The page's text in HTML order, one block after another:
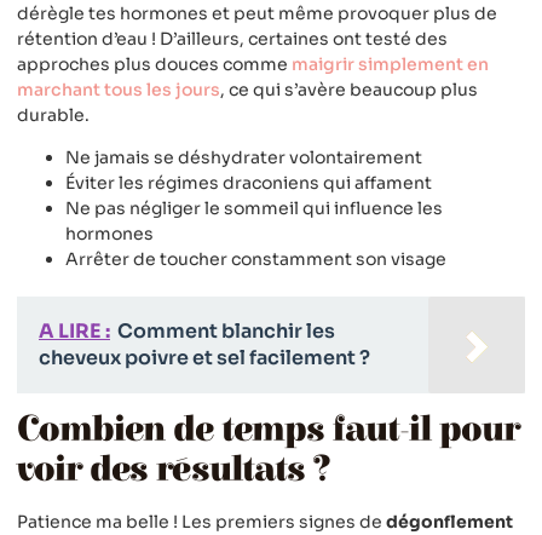
dérègle tes hormones et peut même provoquer plus de
rétention d’eau ! D’ailleurs, certaines ont testé des
approches plus douces comme maigrir simplement en
marchant tous les jours, ce qui s’avère beaucoup plus
durable.
Ne jamais se déshydrater volontairement
Éviter les régimes draconiens qui affament
Ne pas négliger le sommeil qui influence les
hormones
Arrêter de toucher constamment son visage
A LIRE : Comment blanchir les
cheveux poivre et sel facilement ?
Combien de temps faut-il pour
voir des résultats ?
Patience ma belle ! Les premiers signes de dégonflement